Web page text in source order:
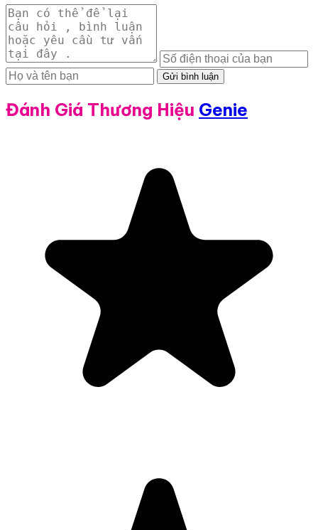
Gửi bình luận
Đánh Giá Thương Hiệu Genie